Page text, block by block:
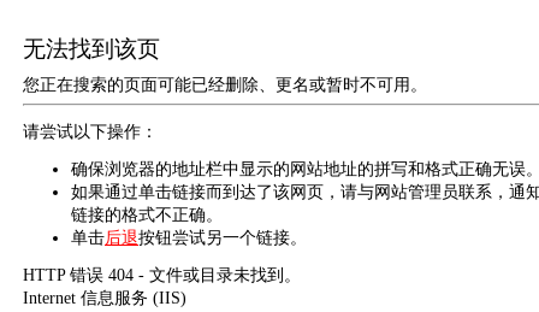
无法找到该页
您正在搜索的页面可能已经删除、更名或暂时不可用。
请尝试以下操作：
确保浏览器的地址栏中显示的网站地址的拼写和格式正确无误
如果通过单击链接而到达了该网页，请与网站管理员联系，通
链接的格式不正确。
单击后退按钮尝试另一个链接。
HTTP 错误 404 - 文件或目录未找到。
Internet 信息服务 (IIS)